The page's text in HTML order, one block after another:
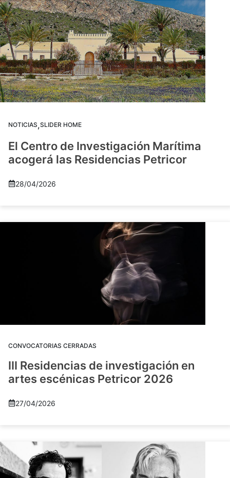
NOTICIAS,SLIDER HOME
El Centro de Investigación Marítima
acogerá las Residencias Petricor
28/04/2026
CONVOCATORIAS CERRADAS
III Residencias de investigación en
artes escénicas Petricor 2026
27/04/2026